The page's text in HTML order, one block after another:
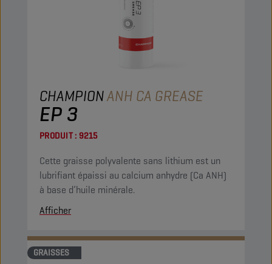
CHAMPIONANH CA GREASE
EP 3
PRODUIT : 9215
Cette graisse polyvalente sans lithium est un
lubrifiant épaissi au calcium anhydre (Ca ANH)
à base d’huile minérale.
Afficher
GRAISSES